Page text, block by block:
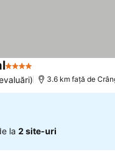
4 Stele
3.6 km faţă de
la 2 site-uri